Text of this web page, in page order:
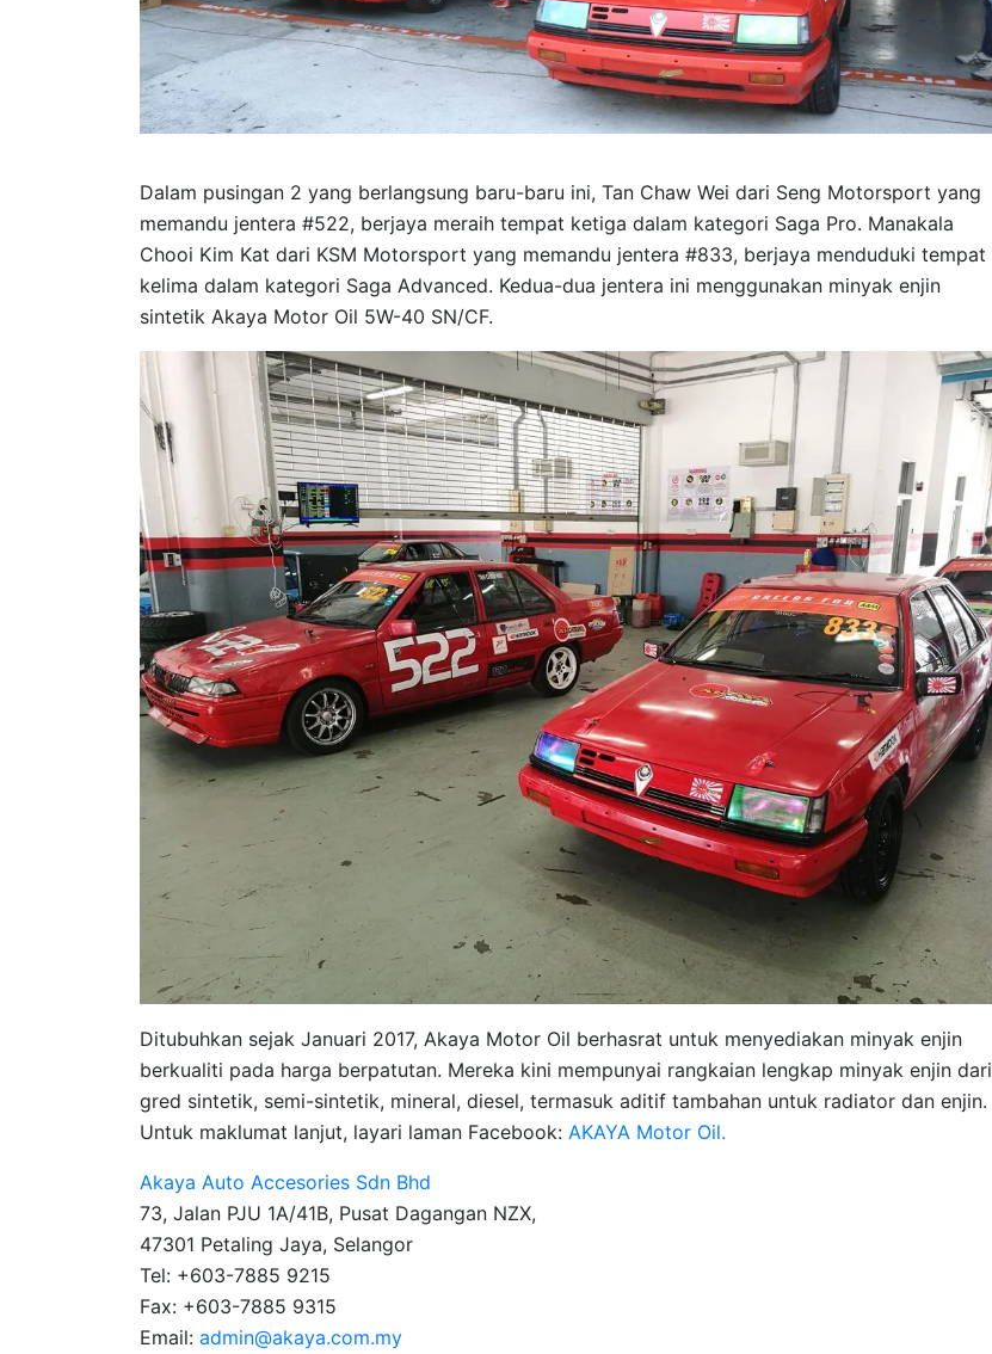
Dalam pusingan 2 yang berlangsung baru-baru ini, Tan Chaw Wei dari Seng Motorsport yang
memandu jentera #522, berjaya meraih tempat ketiga dalam kategori Saga Pro. Manakala
Chooi Kim Kat dari KSM Motorsport yang memandu jentera #833, berjaya menduduki tempat
kelima dalam kategori Saga Advanced. Kedua-dua jentera ini menggunakan minyak enjin
sintetik Akaya Motor Oil 5W-40 SN/CF.
Ditubuhkan sejak Januari 2017, Akaya Motor Oil berhasrat untuk menyediakan minyak enjin
berkualiti pada harga berpatutan. Mereka kini mempunyai rangkaian lengkap minyak enjin dari
gred sintetik, semi-sintetik, mineral, diesel, termasuk aditif tambahan untuk radiator dan enjin.
Untuk maklumat lanjut, layari laman Facebook: AKAYA Motor Oil.
Akaya Auto Accesories Sdn Bhd
73, Jalan PJU 1A/41B, Pusat Dagangan NZX,
47301 Petaling Jaya, Selangor
Tel: +603-7885 9215
Fax: +603-7885 9315
Email: admin@akaya.com.my